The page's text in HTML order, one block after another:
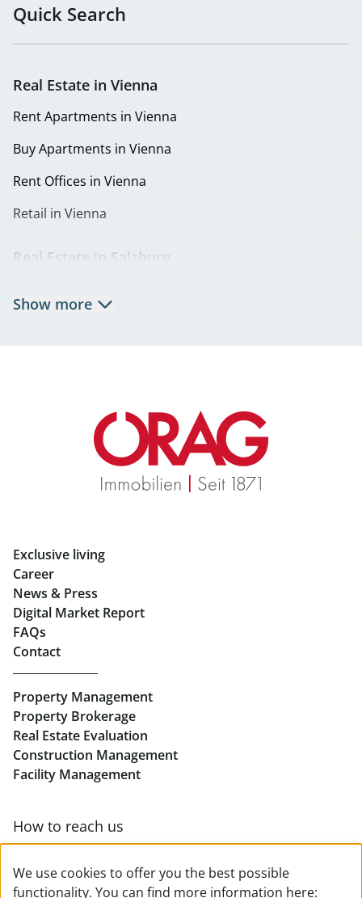
Quick Search
Real Estate in Vienna
Rent Apartments in Vienna
Buy Apartments in Vienna
Rent Offices in Vienna
Retail in Vienna
Real Estate in Salzburg
Real Estate in Graz
Rent Apartments in Graz
Eigentumswohnungen Graz
Retail in Salzburg
Real Estate in Linz
Buy Apartments in Linz
Retail in Linz
Show more
Exclusive living
Career
News & Press
Digital Market Report
FAQs
Contact
Property Management
Property Brokerage
Real Estate Evaluation
Construction Management
Facility Management
How to reach us
We use cookies to offer you the best possible
functionality. You can find more information here: